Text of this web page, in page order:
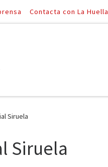
Contacta con La Huella
Siruela
Siruela